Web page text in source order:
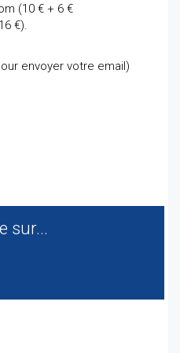
(10 € + 6 €
€).
envoyer votre email)
sur...